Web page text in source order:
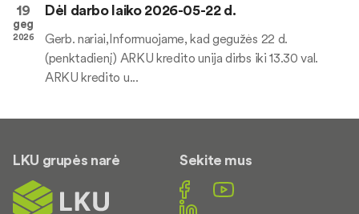
19
geg
2026
Dėl darbo laiko 2026-05-22 d.
Gerb. nariai,Informuojame, kad gegužės 22 d.
(penktadienį) ARKU kredito unija dirbs iki 13.30 val.
ARKU kredito u...
LKU grupės narė Sekite mus